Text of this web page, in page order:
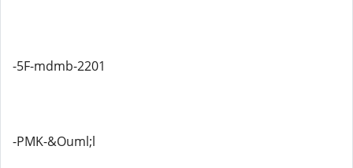
-5F-mdmb-2201
-PMK-&Ouml;l